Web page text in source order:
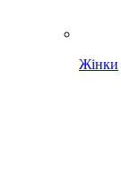
Жінки